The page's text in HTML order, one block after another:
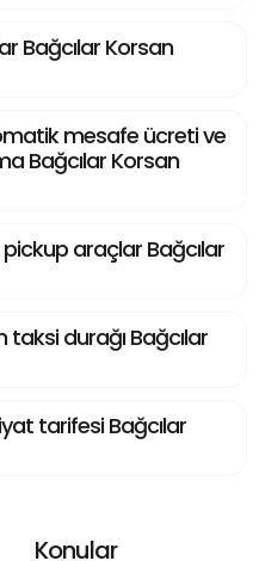
Bağcılar Korsan
mesafe ücreti ve
Bağcılar Korsan
araçlar Bağcılar
durağı Bağcılar
tarifesi Bağcılar
Konular